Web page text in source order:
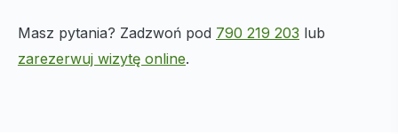
Masz pytania? Zadzwoń pod 790 219 203 lub
zarezerwuj wizytę online.